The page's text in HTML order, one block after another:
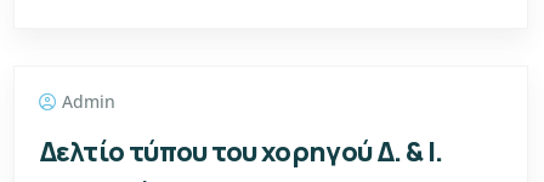
Admin
Δελτίο τύπου του χορηγού Δ. & Ι.